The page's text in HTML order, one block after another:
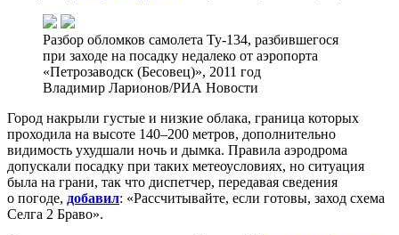
Разбор обломков самолета Ту-134, разбившегося
при заходе на посадку недалеко от аэропорта
«Петрозаводск (Бесовец)», 2011 год
Владимир Ларионов/РИА Новости
Город накрыли густые и низкие облака, граница которых
проходила на высоте 140–200 метров, дополнительно
видимость ухудшали ночь и дымка. Правила аэродрома
допускали посадку при таких метеоусловиях, но ситуация
была на грани, так что диспетчер, передавая сведения
о погоде, добавил: «Рассчитывайте, если готовы, заход схема
Селга 2 Браво».